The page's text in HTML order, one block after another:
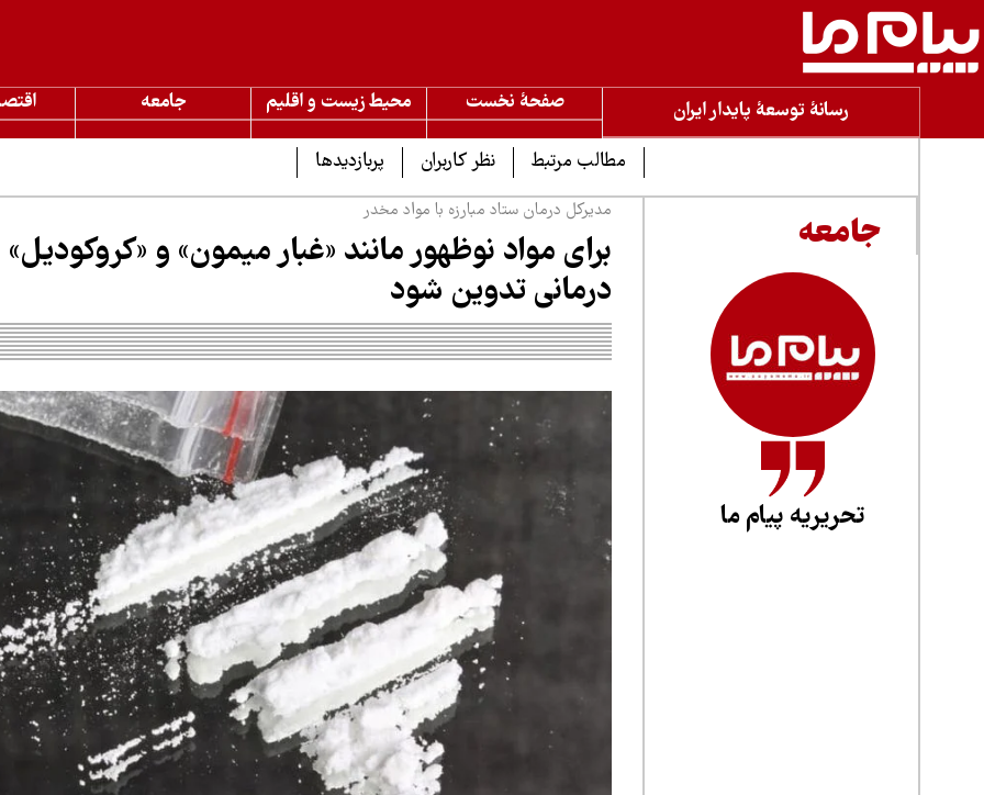
رسانۀ توسعۀ پایدار ایران صفحۀ نخست محیط زیست و اقلیم جامعه
مطالب مرتبط نظر کاربران پربازدیدها
جامعه
تحریریه پیام ما
مدیرکل درمان ستاد مبارزه با مواد مخدر
برای مواد نوظهور مانند «غبار میمون» و
درمانی تدوین شود